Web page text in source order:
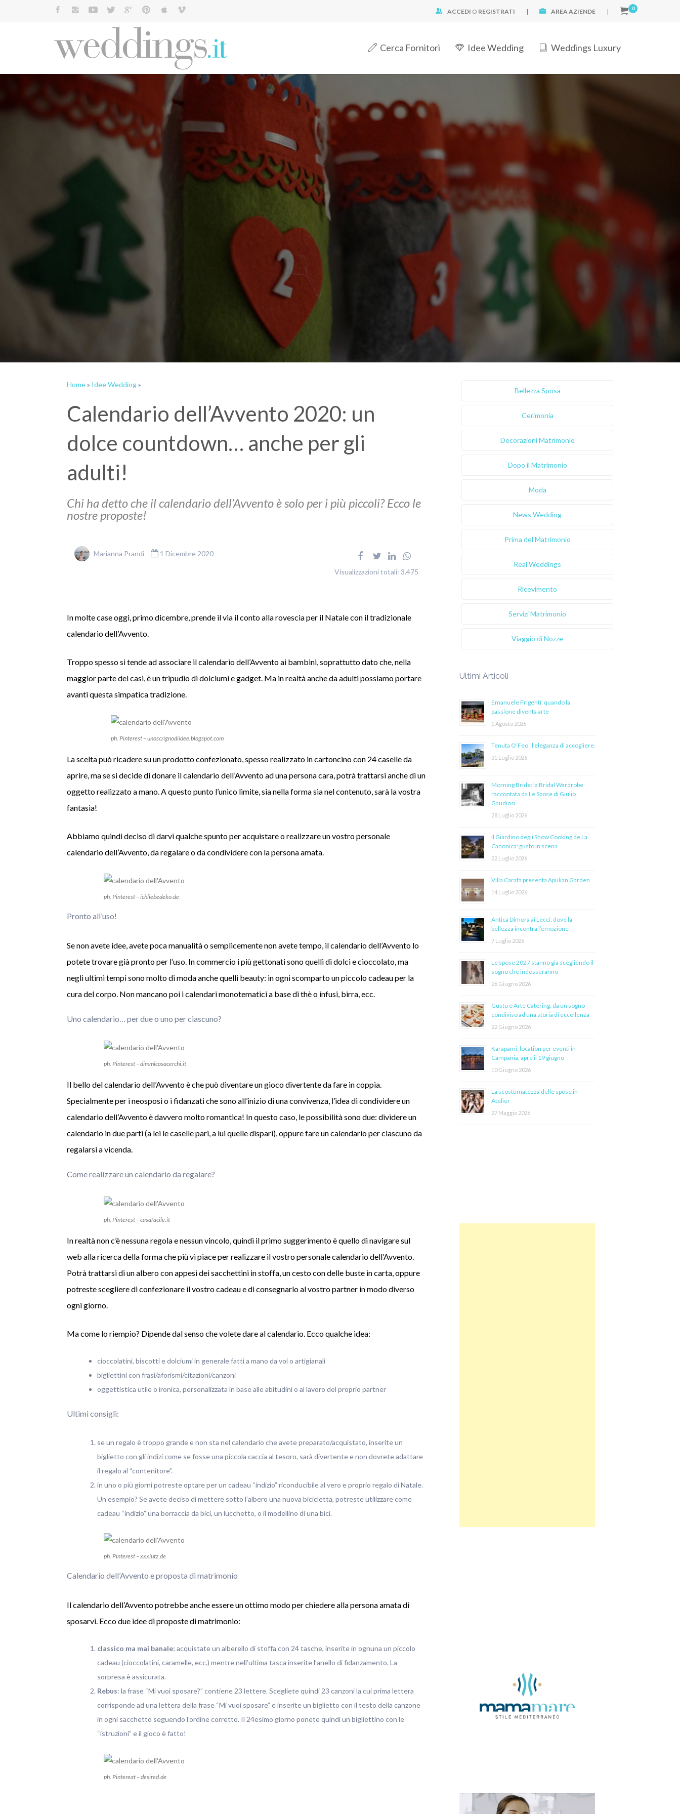
ACCEDI O REGISTRATI | AREA AZIENDE | 0
Cerca Fornitori Idee Wedding Weddings Luxury
Cerca:
Home» Idee Wedding»
Calendario dell’Avvento 2020: un
dolce countdown… anche per gli
adulti!
Chi ha detto che il calendario dell’Avvento è solo per i più piccoli? Ecco le
nostre proposte!
Marianna Prandi 1 Dicembre 2020
Visualizzazioni totali: 3.475
In molte case oggi, primo dicembre, prende il via il conto alla rovescia per il Natale con il tradizionale
calendario dell’Avvento.
Troppo spesso si tende ad associare il calendario dell’Avvento ai bambini, soprattutto dato che, nella
maggior parte dei casi, è un tripudio di dolciumi e gadget. Ma in realtà anche da adulti possiamo portare
avanti questa simpatica tradizione.
ph. Pinterest – unoscrignodiidee.blogspot.com
La scelta può ricadere su un prodotto confezionato, spesso realizzato in cartoncino con 24 caselle da
aprire, ma se si decide di donare il calendario dell’Avvento ad una persona cara, potrà trattarsi anche di un
oggetto realizzato a mano. A questo punto l’unico limite, sia nella forma sia nel contenuto, sarà la vostra
fantasia!
Abbiamo quindi deciso di darvi qualche spunto per acquistare o realizzare un vostro personale
calendario dell’Avvento, da regalare o da condividere con la persona amata.
ph. Pinterest – ichliebedeko.de
Pronto all’uso!
Se non avete idee, avete poca manualità o semplicemente non avete tempo, il calendario dell’Avvento lo
potete trovare già pronto per l’uso. In commercio i più gettonati sono quelli di dolci e cioccolato, ma
negli ultimi tempi sono molto di moda anche quelli beauty: in ogni scomparto un piccolo cadeau per la
cura del corpo. Non mancano poi i calendari monotematici a base di thè o infusi, birra, ecc.
Uno calendario… per due o uno per ciascuno?
ph. Pinterest – dimmicosacerchi.it
Il bello del calendario dell’Avvento è che può diventare un gioco divertente da fare in coppia.
Specialmente per i neosposi o i fidanzati che sono all’inizio di una convivenza, l’idea di condividere un
calendario dell’Avvento è davvero molto romantica! In questo caso, le possibilità sono due: dividere un
calendario in due parti (a lei le caselle pari, a lui quelle dispari), oppure fare un calendario per ciascuno da
regalarsi a vicenda.
Come realizzare un calendario da regalare?
ph. Pinterest – casafacile.it
In realtà non c’è nessuna regola e nessun vincolo, quindi il primo suggerimento è quello di navigare sul
web alla ricerca della forma che più vi piace per realizzare il vostro personale calendario dell’Avvento.
Potrà trattarsi di un albero con appesi dei sacchettini in stoffa, un cesto con delle buste in carta, oppure
potreste scegliere di confezionare il vostro cadeau e di consegnarlo al vostro partner in modo diverso
ogni giorno.
Ma come lo riempio? Dipende dal senso che volete dare al calendario. Ecco qualche idea:
cioccolatini, biscotti e dolciumi in generale fatti a mano da voi o artigianali
bigliettini con frasi/aforismi/citazioni/canzoni
oggettistica utile o ironica, personalizzata in base alle abitudini o al lavoro del proprio partner
Ultimi consigli:
se un regalo è troppo grande e non sta nel calendario che avete preparato/acquistato, inserite un
biglietto con gli indizi come se fosse una piccola caccia al tesoro, sarà divertente e non dovrete adattare
il regalo al “contenitore”.
in uno o più giorni potreste optare per un cadeau “indizio” riconducibile al vero e proprio regalo di Natale.
Un esempio? Se avete deciso di mettere sotto l’albero una nuova bicicletta, potreste utilizzare come
cadeau “indizio” una borraccia da bici, un lucchetto, o il modellino di una bici.
ph. Pinterest – xxxlutz.de
Calendario dell’Avvento e proposta di matrimonio
Il calendario dell’Avvento potrebbe anche essere un ottimo modo per chiedere alla persona amata di
sposarvi. Ecco due idee di proposte di matrimonio:
classico ma mai banale: acquistate un alberello di stoffa con 24 tasche, inserite in ognuna un piccolo
cadeau (cioccolatini, caramelle, ecc.) mentre nell’ultima tasca inserite l’anello di fidanzamento. La
sorpresa è assicurata.
Rebus: la frase “Mi vuoi sposare?” contiene 23 lettere. Scegliete quindi 23 canzoni la cui prima lettera
corrisponde ad una lettera della frase “Mi vuoi sposare” e inserite un biglietto con il testo della canzone
in ogni sacchetto seguendo l’ordine corretto. Il 24esimo giorno ponete quindi un bigliettino con le
“istruzioni” e il gioco è fatto!
ph. Pintereat – desired.de
Bellezza Sposa
Cerimonia
Decorazioni Matrimonio
Dopo il Matrimonio
Moda
News Wedding
Prima del Matrimonio
Real Weddings
Ricevimento
Servizi Matrimonio
Viaggio di Nozze
Ultimi Articoli
Emanuele Frigenti: quando la
passione diventa arte
1 Agosto 2026
Tenuta O’Feo : l’eleganza di accogliere
31 Luglio 2026
Morning Bride: la Bridal Wardrobe
raccontata da Le Spose di Giulio
Gaudiosi
28 Luglio 2026
Il Giardino degli Show Cooking de La
Canonica: gusto in scena
22 Luglio 2026
Villa Carafa presenta Apulian Garden
14 Luglio 2026
Antica Dimora ai Lecci: dove la
bellezza incontra l’emozione
7 Luglio 2026
Le spose 2027 stanno già scegliendo il
sogno che indosseranno
26 Giugno 2026
Gusto e Arte Catering: da un sogno
condiviso ad una storia di eccellenza
22 Giugno 2026
Karapami: location per eventi in
Campania, apre il 19 giugno
10 Giugno 2026
La scostumatezza delle spose in
Atelier
27 Maggio 2026